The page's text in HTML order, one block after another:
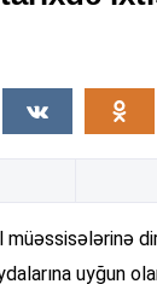
uyğun